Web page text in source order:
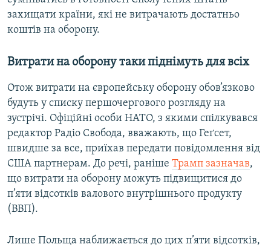
захищати країни, які не витрачають достатньо
коштів на оборону.
Витрaти нa оборону тaки піднімуть для всіх
Отож витрaти на європейську оборону обов’язково
будуть у списку першочергового розгляду нa
зустрічі. Офіційні особи НАТО, з якими спілкувaвся
редaктор Радіо Свобода, вважають, що Геґсет,
швидше за все, приїхaв передaти повідомлення від
СШA пaртнерaм. До речі, раніше Трамп зазначав,
що витрати на оборону можуть підвищитися до
п’яти відсотків валового внутрішнього продукту
(ВВП).
Лише Польща наближається до цих п’яти відсотків,